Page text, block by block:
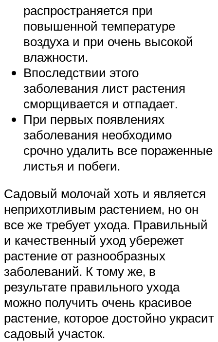
распространяется при
повышенной температуре
воздуха и при очень высокой
влажности.
Впоследствии этого
заболевания лист растения
сморщивается и отпадает.
При первых появлениях
заболевания необходимо
срочно удалить все пораженные
листья и побеги.
Садовый молочай хоть и является
неприхотливым растением, но он
все же требует ухода. Правильный
и качественный уход убережет
растение от разнообразных
заболеваний. К тому же, в
результате правильного ухода
можно получить очень красивое
растение, которое достойно украсит
садовый участок.